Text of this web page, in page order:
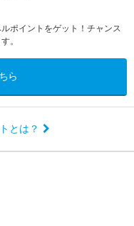
ポイントをゲット！チャンス
。
ら
とは？